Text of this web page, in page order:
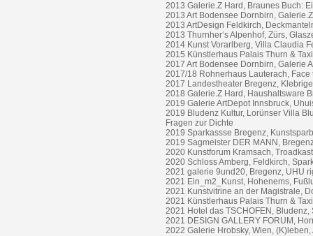
2013 Galerie.Z Hard, Braunes Buch:
2013 Art Bodensee Dornbirn,
2013 ArtDesign Feldkirch,
2013 Thurnher‘s Alpenhof, Zürs,
2014 Kunst Vorarlberg, Villa Claudia
2015 Künstlerhaus Palais Thurn &
2017 Art Bodensee Dornbirn, Galerie
2017/18 Rohnerhaus Lauterach, Face
2017 Landestheater Bregenz,
2018 Galerie.Z Hard, Haushaltsware
2019 Galerie ArtDepot Innsbruck,
2019 Bludenz Kultur, Lorünser Villa
Fragen zur Dichte
2019 Sparkassse Bregenz,
2019 Sagmeister DER MANN,
2020 Kunstforum Kramsach,
2020 Schloss Amberg, Feldkirch,
2021 galerie 9und20, Bregenz, UHU
2021 Ein_m2_Kunst, Hohenems,
2021 Kunstvitrine an der Magistrale,
2021 Künstlerhaus Palais Thurn &
2021 Hotel das TSCHOFEN,
2021 DESIGN GALLERY FORUM,
2022 Galerie Hrobsky, Wien,